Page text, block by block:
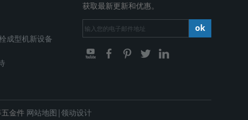
成型机新设备
获取最新更新和优惠。
ok
金件 网站地图 |领动设计